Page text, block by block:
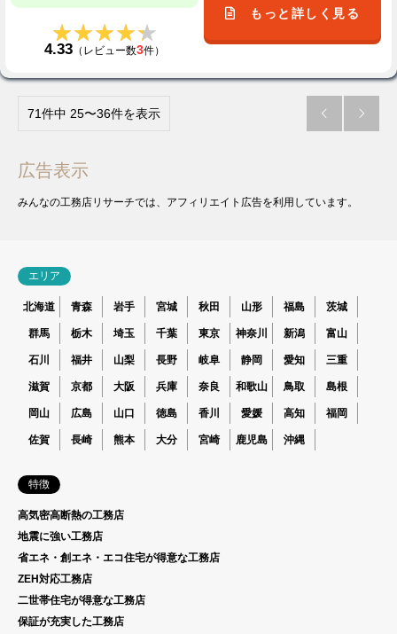
★★★★★
★★★★★
4.33 （レビュー数3件）
もっと詳しく見る
71件中 25〜36件を表示  
広告表示
みんなの工務店リサーチでは、アフィリエイト広告を利用しています。
エリア
北海道 青森 岩手 宮城 秋田 山形 福島 茨城
群馬 栃木 埼玉 千葉 東京 神奈川 新潟 富山
石川 福井 山梨 長野 岐阜 静岡 愛知 三重
滋賀 京都 大阪 兵庫 奈良 和歌山 鳥取 島根
岡山 広島 山口 徳島 香川 愛媛 高知 福岡
佐賀 長崎 熊本 大分 宮崎 鹿児島 沖縄
特徴
高気密高断熱の工務店
地震に強い工務店
省エネ・創エネ・エコ住宅が得意な工務店
ZEH対応工務店
二世帯住宅が得意な工務店
保証が充実した工務店